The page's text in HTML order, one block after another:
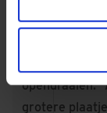
geplaatst dat
voor onze
grotere